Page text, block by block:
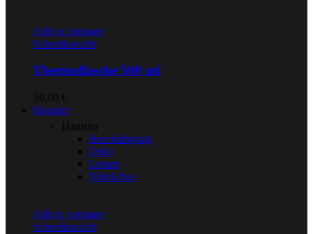
Add to compare
Schnellansicht
Thermoflasche 500 ml
30,00 €
Haustier
Haustier
Beschäftigung
Deko
Leinen
Nützliches
Add to compare
Schnellansicht